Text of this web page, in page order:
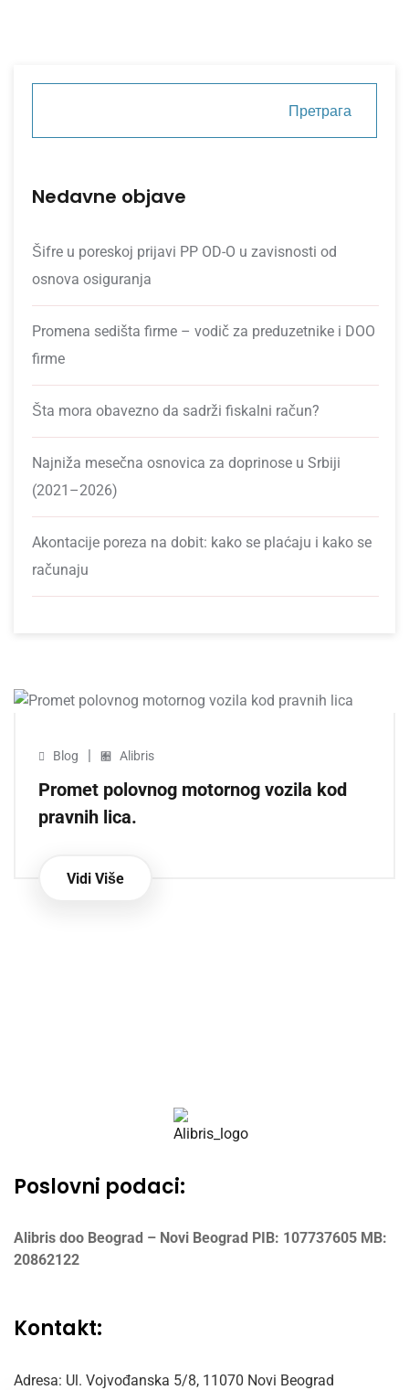
Претрага
Nedavne objave
Šifre u poreskoj prijavi PP OD-O u zavisnosti od
osnova osiguranja
Promena sedišta firme – vodič za preduzetnike i DOO
firme
Šta mora obavezno da sadrži fiskalni račun?
Najniža mesečna osnovica za doprinose u Srbiji
(2021–2026)
Akontacije poreza na dobit: kako se plaćaju i kako se
računaju
Blog | Alibris
Promet polovnog motornog vozila kod
pravnih lica.
Vidi Više
Poslovni podaci:
Alibris doo Beograd – Novi Beograd PIB: 107737605 MB:
20862122
Kontakt:
Adresa: Ul. Vojvođanska 5/8, 11070 Novi Beograd